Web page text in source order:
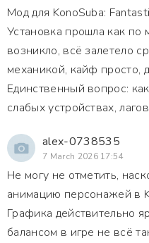
Мод для KonoSuba:
Установка прошла как по
возникло, всё залетело
механикой, кайф просто,
Единственный вопрос:
слабых устройствах,
alex-0738535
7 March 2026 17:54
Не могу не отметить,
анимацию персонажей в
Графика действительно
балансом в игре не всё